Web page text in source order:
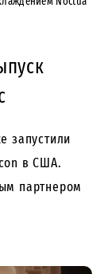
запустили
в США.
партнером